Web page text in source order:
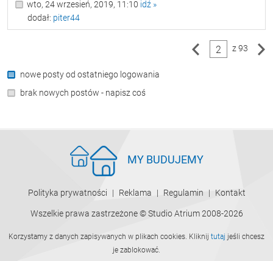
wto, 24 wrzesień, 2019, 11:10 idź »
dodał: piter44
2 z 93
nowe posty od ostatniego logowania
brak nowych postów - napisz coś
MY BUDUJEMY
Polityka prywatności Reklama Regulamin Kontakt
Wszelkie prawa zastrzeżone © Studio Atrium 2008-2026
Korzystamy z danych zapisywanych w plikach cookies. Kliknij tutaj jeśli chcesz
je zablokować.